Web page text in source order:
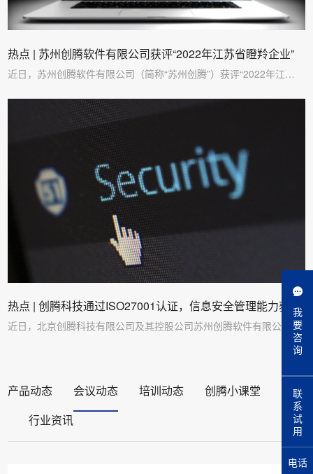
我
要
咨
询
联
系
试
用
电话
热点 | 苏州创腾软件有限公司获评“2022年江苏省瞪羚企业”
近日，苏州创腾软件有限公司（简称“苏州创腾”）获评“2022年江…
热点 | 创腾科技通过ISO27001认证，信息安全管理能力获国
际认可！
近日，北京创腾科技有限公司及其控股公司苏州创腾软件有限公司
产品动态 会议动态 培训动态
创腾小课堂
行业资讯